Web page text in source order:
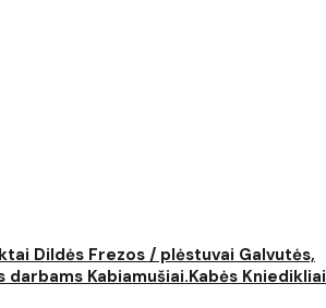
Dildės Frezos / plėstuvai Galvutės,
darbams Kabiamušiai.Kabės Kniedikliai